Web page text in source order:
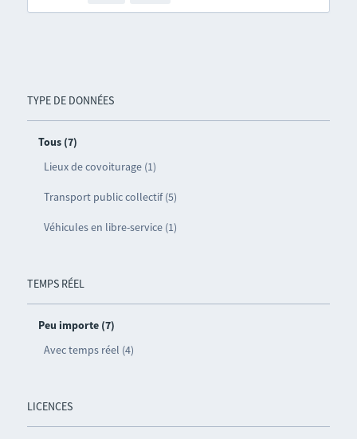
TYPE DE DONNÉES
Tous (7)
Lieux de covoiturage (1)
Transport public collectif (5)
Véhicules en libre-service (1)
TEMPS RÉEL
Peu importe (7)
Avec temps réel (4)
LICENCES